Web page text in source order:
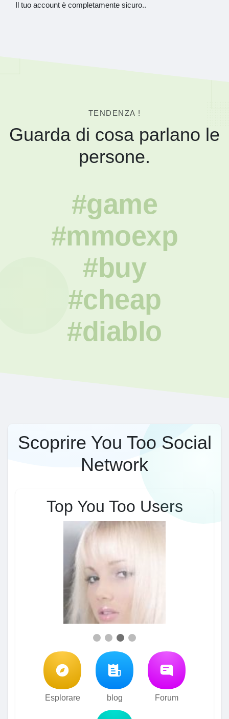
Il tuo account è completamente sicuro..
TENDENZA !
Guarda di cosa parlano le
persone.
#game
#mmoexp
#buy
#cheap
#diablo
Scoprire You Too Social
Network
Top You Too Users
Esplorare blog Forum